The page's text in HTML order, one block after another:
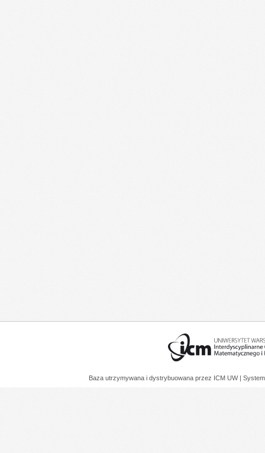
Baza utrzymywana i dystrybuowana przez ICM UW |